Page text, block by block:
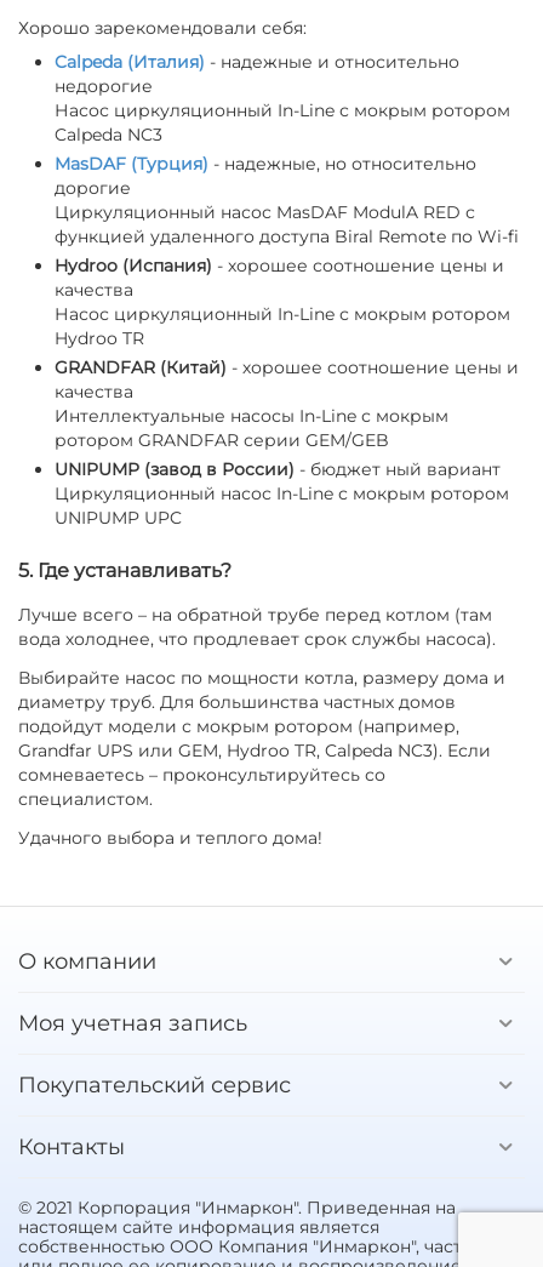
Хорошо зарекомендовали себя:
Calpeda (Италия) - надежные и относительно
недорогие
Насос циркуляционный In-Line с мокрым ротором
Calpeda NC3
MasDAF (Турция) - надежные, но относительно
дорогие
Циркуляционный насос MasDAF ModulA RED с
функцией удаленного доступа Biral Remote по Wi-fi
Hydroo (Испания) - хорошее соотношение цены и
качества
Насос циркуляционный In-Line с мокрым ротором
Hydroo TR
GRANDFAR (Китай) - хорошее соотношение цены и
качества
Интеллектуальные насосы In-Line с мокрым
ротором GRANDFAR серии GEM/GEB
UNIPUMP (завод в России) - бюджет ный вариант
Циркуляционный насос In-Line с мокрым ротором
UNIPUMP UPC
5. Где устанавливать?
Лучше всего – на обратной трубе перед котлом (там
вода холоднее, что продлевает срок службы насоса).
Выбирайте насос по мощности котла, размеру дома и
диаметру труб. Для большинства частных домов
подойдут модели с мокрым ротором (например,
Grandfar UPS или GEM, Hydroo TR, Calpeda NC3). Если
сомневаетесь – проконсультируйтесь со
специалистом.
Удачного выбора и теплого дома!
О компании
Моя учетная запись
Покупательский сервис
Контакты
© 2021 Корпорация "Инмаркон". Приведенная на
настоящем сайте информация является
собственностью ООО Компания "Инмаркон", частичное